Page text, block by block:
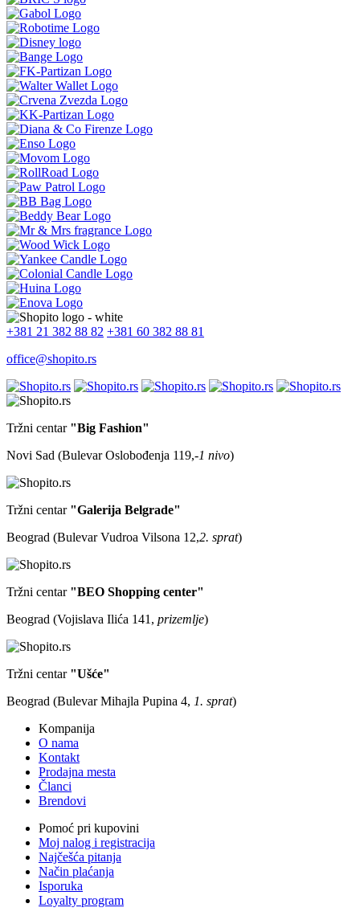
+381 21 382 88 82 +381 60 382 88 81
office@shopito.rs
Tržni centar "Big Fashion"
Novi Sad (Bulevar Oslobođenja 119,-1 nivo)
Tržni centar "Galerija Belgrade"
Beograd (Bulevar Vudroa Vilsona 12,2. sprat)
Tržni centar "BEO Shopping center"
Beograd (Vojislava Ilića 141, prizemlje)
Tržni centar "Ušće"
Beograd (Bulevar Mihajla Pupina 4, 1. sprat)
Kompanija
O nama
Kontakt
Prodajna mesta
Članci
Brendovi
Pomoć pri kupovini
Moj nalog i registracija
Najčešća pitanja
Način plaćanja
Isporuka
Loyalty program